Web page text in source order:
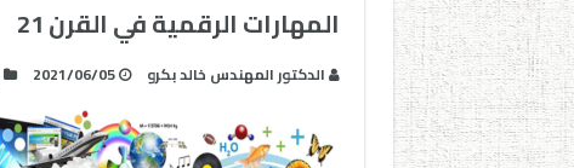
المهارات الرقمية في القرن 21
الدكتور المهندس خالد بكرو 2021/06/05